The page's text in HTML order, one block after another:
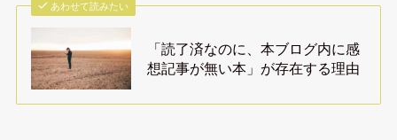
あわせて読みたい
「読了済なのに、本ブログ内に感
想記事が無い本」が存在する理由